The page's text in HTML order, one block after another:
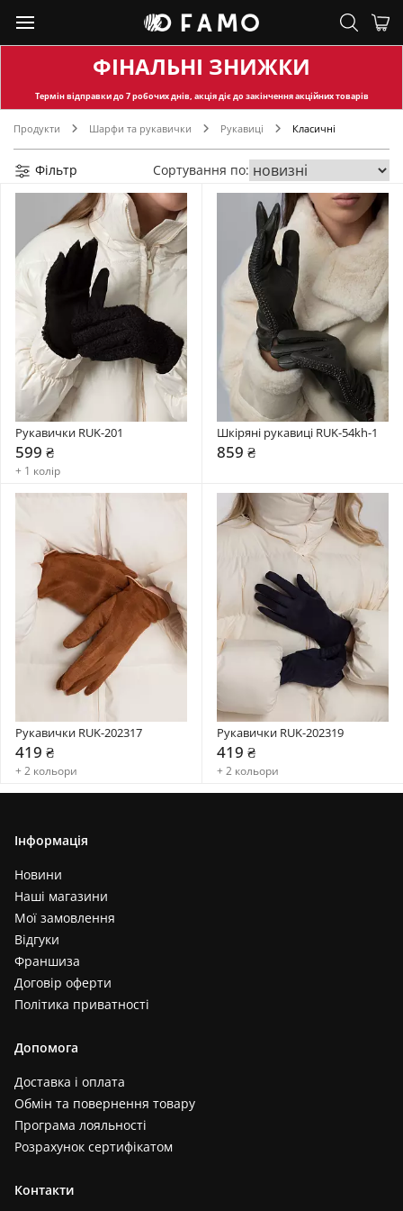
ФІНАЛЬНІ ЗНИЖКИ
Термін відправкидо 7 робочих днів, акція діє до закінчення акційних товарів
Продукти Шарфи та рукавички Рукавиці Класичні
Фільтр Сортування по:
Рукавички RUK-201
599 ₴
+ 1 колір
Шкіряні рукавиці RUK-54kh-1
859 ₴
Рукавички RUK-202317
419 ₴
+ 2 кольори
Рукавички RUK-202319
419 ₴
+ 2 кольори
Інформація
Новини
Наші магазини
Мої замовлення
Відгуки
Франшиза
Договір оферти
Політика приватності
Допомога
Доставка і оплата
Обмін та повернення товару
Програма лояльності
Розрахунок сертифікатом
Контакти